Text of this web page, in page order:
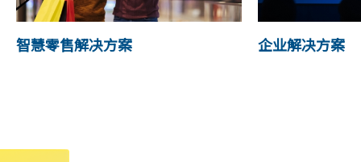
智慧零售解决方案 企业解决方案